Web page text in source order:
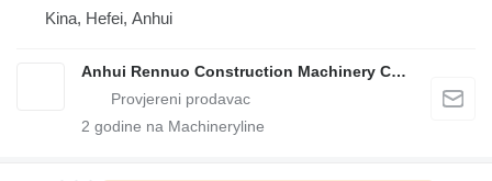
Kina, Hefei, Anhui
Anhui Rennuo Construction Machinery Co., Ltd
2 godine na Machineryline